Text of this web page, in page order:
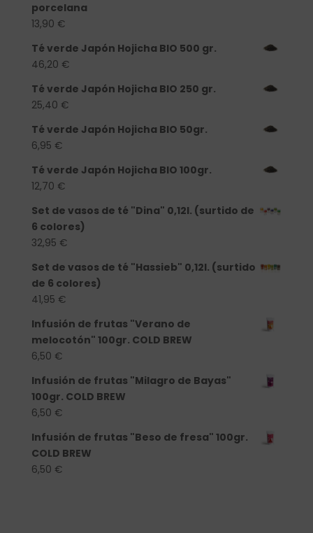
porcelana
13,90 €
Té verde Japón Hojicha BIO 500 gr.
46,20 €
Té verde Japón Hojicha BIO 250 gr.
25,40 €
Té verde Japón Hojicha BIO 50gr.
6,95 €
Té verde Japón Hojicha BIO 100gr.
12,70 €
Set de vasos de té "Dina" 0,12l. (surtido de
6 colores)
32,95 €
Set de vasos de té "Hassieb" 0,12l. (surtido
de 6 colores)
41,95 €
Infusión de frutas "Verano de
melocotón" 100gr. COLD BREW
6,50 €
Infusión de frutas "Milagro de Bayas"
100gr. COLD BREW
6,50 €
Infusión de frutas "Beso de fresa" 100gr.
COLD BREW
6,50 €